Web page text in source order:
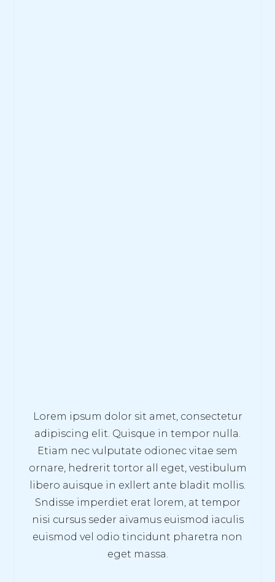
Lorem ipsum dolor sit amet, consectetur
adipiscing elit. Quisque in tempor nulla.
Etiam nec vulputate odionec vitae sem
ornare, hedrerit tortor all eget, vestibulum
libero auisque in exllert ante bladit mollis.
Sndisse imperdiet erat lorem, at tempor
nisi cursus seder aivamus euismod iaculis
euismod vel odio tincidunt pharetra non
eget massa.